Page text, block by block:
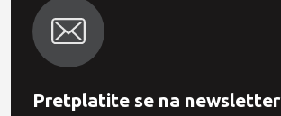
Pretplatite se na newsletter